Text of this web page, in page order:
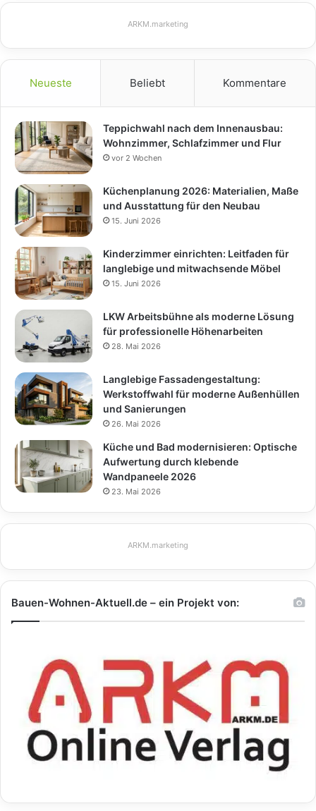
ARKM.marketing
Neueste Beliebt Kommentare
Teppichwahl nach dem Innenausbau:
Wohnzimmer, Schlafzimmer und Flur
vor 2 Wochen
Küchenplanung 2026: Materialien, Maße
und Ausstattung für den Neubau
15. Juni 2026
Kinderzimmer einrichten: Leitfaden für
langlebige und mitwachsende Möbel
15. Juni 2026
LKW Arbeitsbühne als moderne Lösung
für professionelle Höhenarbeiten
28. Mai 2026
Langlebige Fassadengestaltung:
Werkstoffwahl für moderne Außenhüllen
und Sanierungen
26. Mai 2026
Küche und Bad modernisieren: Optische
Aufwertung durch klebende
Wandpaneele 2026
23. Mai 2026
ARKM.marketing
Bauen-Wohnen-Aktuell.de – ein Projekt von: